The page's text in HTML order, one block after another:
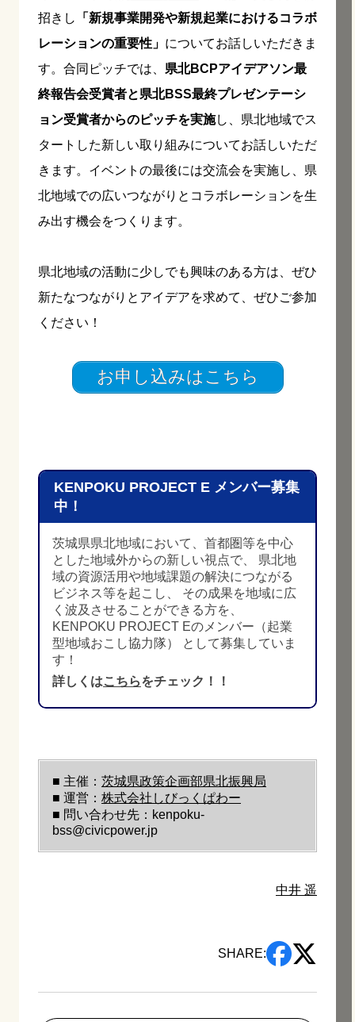
招きし
「新規事業開発や新規起業におけるコラボ
レーションの重要性」 についてお話しいただきま
す。合同ピッチでは、 県北BCPアイデアソン最
終報告会受賞者と県北BSS最終プレゼンテーシ
ョン受賞者からのピッチを実施し、県北地域でス
タートした新しい取り組みについてお話しいただ
きます。イベントの最後には交流会を実施し、県
北地域での広いつながりとコラボレーションを生
み出す機会をつくります。
県北地域の活動に少しでも興味のある方は、ぜひ
新たなつながりとアイデアを求めて、ぜひご参加
ください！
お申し込みはこちら
KENPOKU PROJECT E メンバー募集
中！
茨城県県北地域において、首都圏等を中心
とした地域外からの新しい視点で、 県北地
域の資源活用や地域課題の解決につながる
ビジネス等を起こし、 その成果を地域に広
く波及させることができる方を、
KENPOKU PROJECT Eのメンバー（起業
型地域おこし協力隊） として募集していま
す！
詳しくはこちらをチェック！！
■ 主催： 茨城県政策企画部県北振興局
■ 運営： 株式会社しびっくぱわー
■ 問い合わせ先：kenpoku-
bss@civicpower.jp
中井 遥
SHARE: